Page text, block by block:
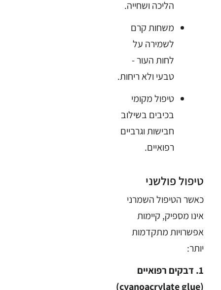
הליכה ושחייה.
משחות קרם
לשמירה על
לחות העור -
טבעי ולא ריחות.
טיפול מקומי
בכיבים בשילוב
חבישות וגרביים
רפואיים.
טיפול פולשני
כאשר הטיפול השמרני
אינו מספיק, קיימות
אפשרויות מתקדמות
יותר:
1. דבקים רפואיים
(cyanoacrylate glue)